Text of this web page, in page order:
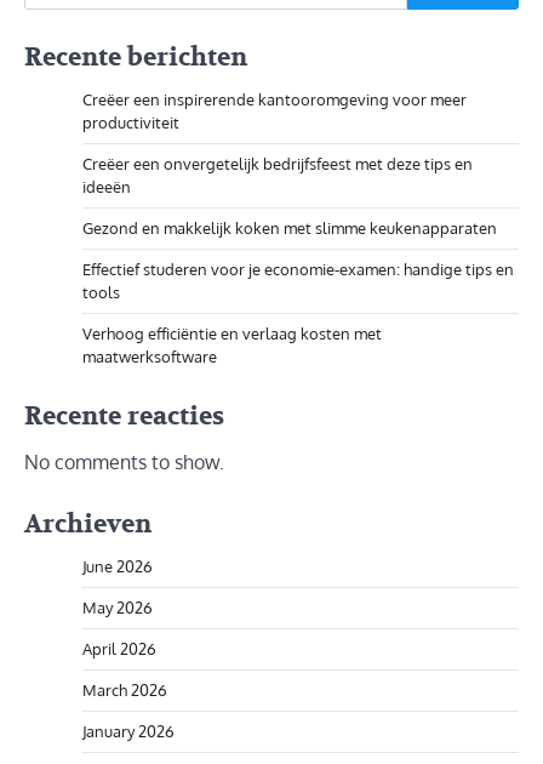
Recente berichten
Creëer een inspirerende kantooromgeving voor meer
productiviteit
Creëer een onvergetelijk bedrijfsfeest met deze tips en
ideeën
Gezond en makkelijk koken met slimme keukenapparaten
Effectief studeren voor je economie-examen: handige tips en
tools
Verhoog efficiëntie en verlaag kosten met
maatwerksoftware
Recente reacties
No comments to show.
Archieven
June 2026
May 2026
April 2026
March 2026
January 2026